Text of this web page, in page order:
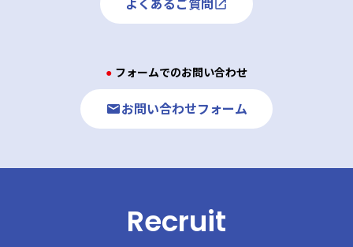
● フォームでのお問い合わせ
お問い合わせフォーム
Recruit